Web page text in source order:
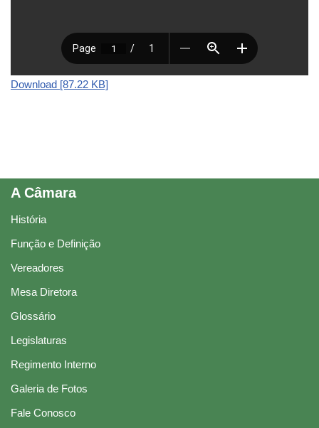
Download [87.22 KB]
A Câmara
História
Função e Definição
Vereadores
Mesa Diretora
Glossário
Legislaturas
Regimento Interno
Galeria de Fotos
Fale Conosco